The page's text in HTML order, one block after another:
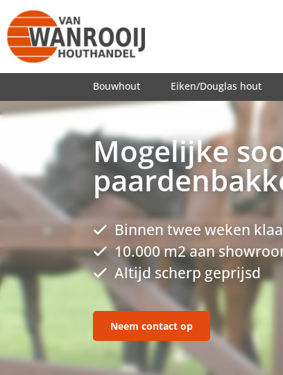
Bouwhout Eiken/Douglas hout
Mogelijke
Binnen twee weken
10.000 m2 aan
Altijd scherp geprijsd
Neem contact op